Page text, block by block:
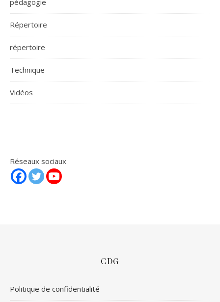
Répertoire
répertoire
Technique
Vidéos
Réseaux sociaux
CDG
Politique de confidentialité